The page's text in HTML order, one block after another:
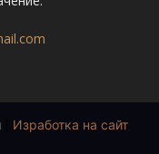
Изработка на сайт